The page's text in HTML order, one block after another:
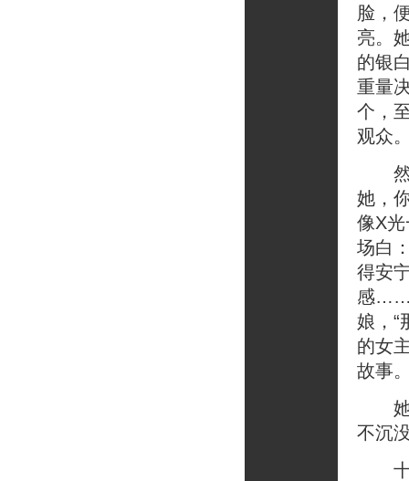
脸，
亮。
的银
重量
个，
观众
然
她，
像X
场白
得安
感
娘，“
的女
故事
她
不沉
十